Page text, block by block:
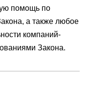
помощь по
а также любое
компаний-
Закона.